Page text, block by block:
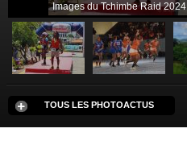
Images du Tchimbe Raid 2024
TOUS LES PHOTOACTUS